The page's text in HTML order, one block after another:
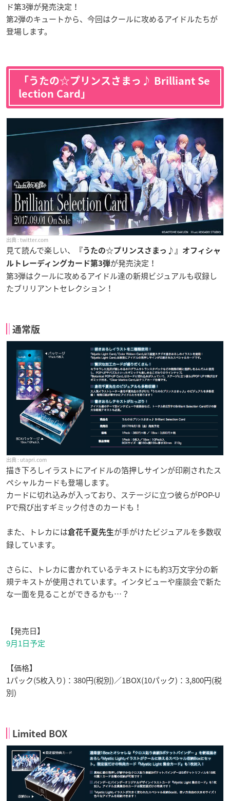
ド第3弾が発売決定！
第2弾のキュートから、今回はクールに攻めるアイドルたちが
登場します。
「うたの☆プリンスさまっ♪ Brilliant Se
lection Card」
twitter.com
見て読んで楽しい、
『うたの☆プリンスさまっ♪』オフィシャ
ルトレーディングカード第3弾が発売決定！
第3弾はクールに攻めるアイドル達の新規ビジュアルも収録し
たブリリアントセレクション！
通常版
utapri.com
描き下ろしイラストにアイドルの箔押しサインが印刷されたス
ペシャルカードも登場します。
カードに切れ込みが入っており、ステージに立つ彼らがPOP-U
Pで飛び出すギミック付きのカードも！
また、トレカには倉花千夏先生が手がけたビジュアルを多数収
録しています。
さらに、トレカに書かれているテキストにも約3万文字分の新
規テキストが使用されています。インタビューや座談会で新た
な一面を見ることができるかも…？
【発売日】
9月1日予定
【価格】
1パック(5枚入り)：380円(税別)／1BOX(10パック)：3,800円(税
別)
Limited BOX